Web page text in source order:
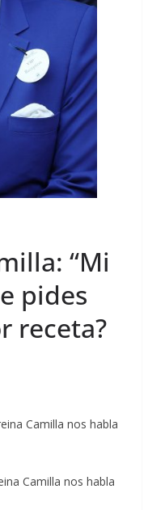
“Mi
pides
receta?
Camilla nos habla
Camilla nos habla